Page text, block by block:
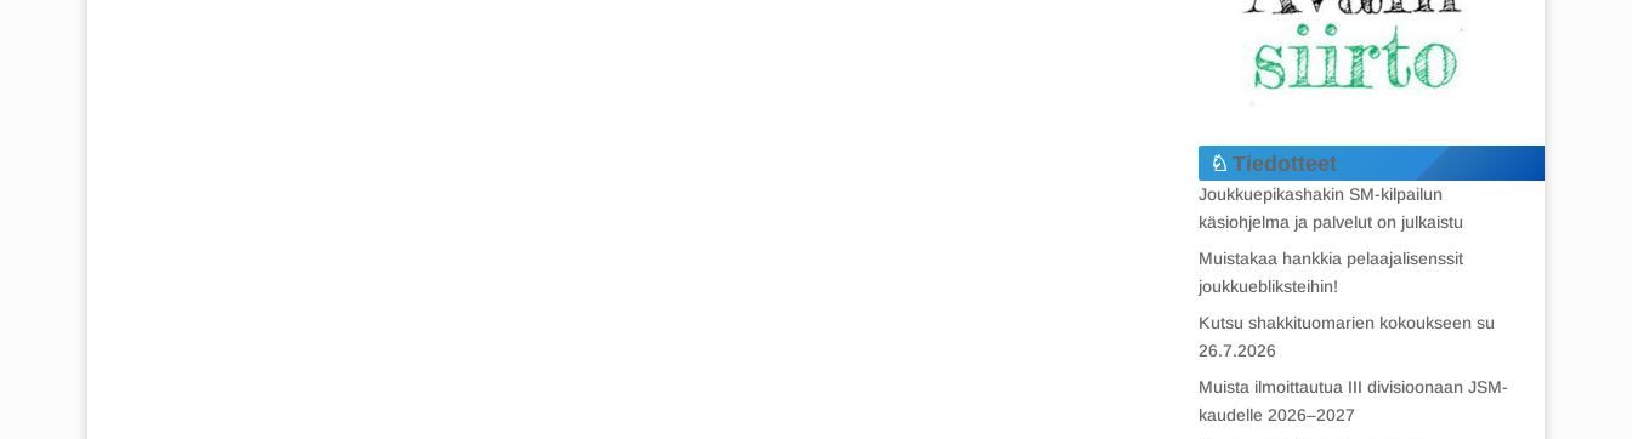
Tiedotteet
Joukkuepikashakin SM-kilpailun
käsiohjelma ja palvelut on julkaistu
Muistakaa hankkia pelaajalisenssit
joukkuebliksteihin!
Kutsu shakkituomarien kokoukseen su
26.7.2026
Muista ilmoittautua III divisioonaan JSM-
kaudelle 2026–2027